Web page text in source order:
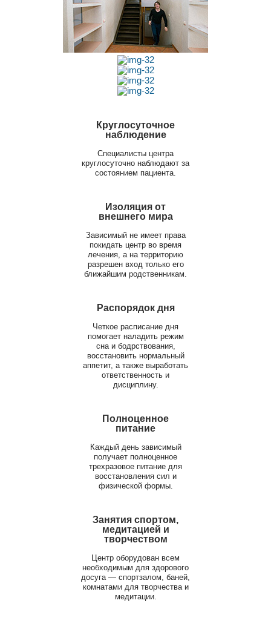
Круглосуточное
наблюдение
Специалисты центра
круглосуточно наблюдают за
состоянием пациента.
Изоляция от
внешнего мира
Зависимый не имеет права
покидать центр во время
лечения, а на территорию
разрешен вход только его
ближайшим родственникам.
Распорядок дня
Четкое расписание дня
помогает наладить режим
сна и бодрствования,
восстановить нормальный
аппетит, а также выработать
ответственность и
дисциплину.
Полноценное
питание
Каждый день зависимый
получает полноценное
трехразовое питание для
восстановления сил и
физической формы.
Занятия спортом,
медитацией и
творчеством
Центр оборудован всем
необходимым для здорового
досуга — спортзалом, баней,
комнатами для творчества и
медитации.